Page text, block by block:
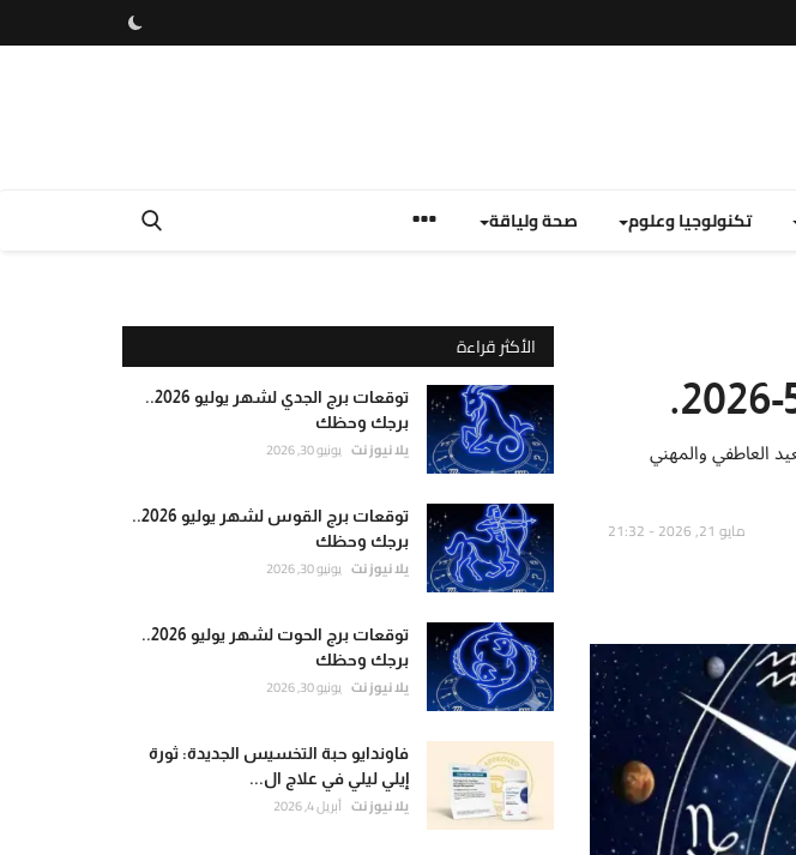
تكنولوجيا وعلوم صحة ولياقة
على الصعيد العاطفي والمهني
مايو 21, 2026 - 21:32
الأكثر قراءة
توقعات برج الجدي لشهر يوليو 2026..
برجك وحظك
يلا نيوز نت يونيو 30, 2026
توقعات برج القوس لشهر يوليو 2026..
برجك وحظك
يلا نيوز نت يونيو 30, 2026
توقعات برج الحوت لشهر يوليو 2026..
برجك وحظك
يلا نيوز نت يونيو 30, 2026
فاوندايو حبة التخسيس الجديدة: ثورة
إيلي ليلي في علاج ال...
يلا نيوز نت أبريل 4, 2026